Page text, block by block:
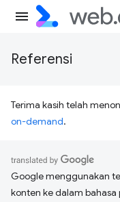
Referensi
Terima kasih telah
on-demand.
Google menggunakan
konten ke dalam